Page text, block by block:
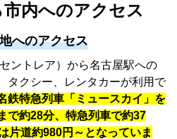
内へのアクセス
へのアクセス
ントレア）から名古屋駅への
タクシー、レンタカーが利用で
鉄特急列車「ミュースカイ」を
で約28分、特急列車で約37
片道約980円～となっていま